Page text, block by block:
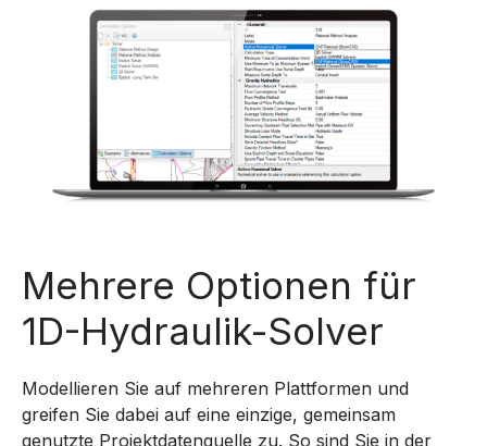
Mehrere Optionen für
1D-Hydraulik-Solver
Modellieren Sie auf mehreren Plattformen und
greifen Sie dabei auf eine einzige, gemeinsam
genutzte Projektdatenquelle zu. So sind Sie in der